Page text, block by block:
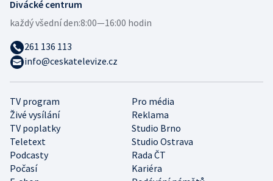
TV program
Pro média
Živé vysílání
Reklama
TV poplatky
Studio Brno
Teletext
Studio Ostrava
Podcasty
Rada ČT
Počasí
Kariéra
Divácké centrum
každý všední den:8:00—16:00 hodin
261 136 113
info@ceskatelevize.cz